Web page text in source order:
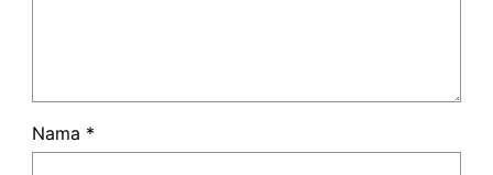
Nama *